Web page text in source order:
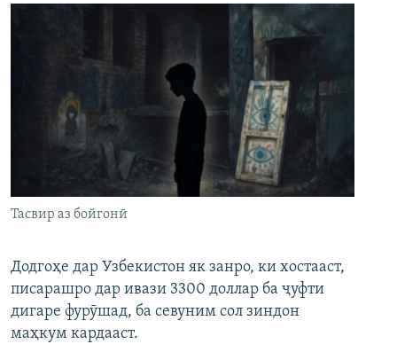
Тасвир аз бойгонӣ
Додгоҳе дар Узбекистон як занро, ки хостааст,
писарашро дар ивази 3300 доллар ба ҷуфти
дигаре фурӯшад, ба севуним сол зиндон
маҳкум кардааст.